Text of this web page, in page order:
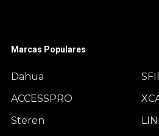
Marcas Populares
Dahua
ACCESSPRO
Steren